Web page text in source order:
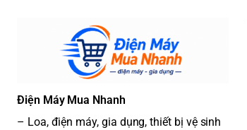
Điện Máy Mua Nhanh
– Loa, điện máy, gia dụng, thiết bị vệ sinh